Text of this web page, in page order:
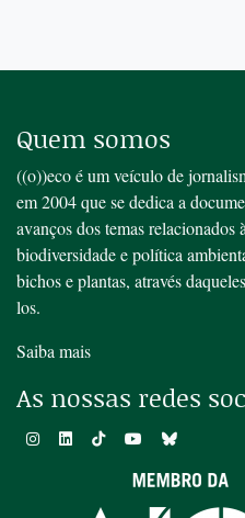
Quem somos
((o))eco é um veículo de
em 2004 que se dedica a
avanços dos temas relacionados
biodiversidade e política
bichos e plantas, através
los.
Saiba mais
As nossas redes